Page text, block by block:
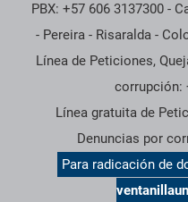
PBX: +57 606 3137300 -
- Pereira - Risaralda -
Línea de Peticiones,
corrupción:
Línea gratuita de
Denuncias por
Para radicación de